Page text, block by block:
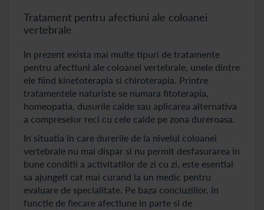
Tratament pentru afectiuni ale coloanei
vertebrale
In prezent exista mai multe tipuri de tratamente
pentru afectiuni ale coloanei vertebrale, unele dintre
ele fiind kinetoterapia si chiroterapia. Printre
tratamentele naturiste se numara fitoterapia,
homeopatia, dusurile calde sau aplicarea alternativa
a compreselor reci cu cele calde pe zona dureroasa.
In situatia in care durerile de la nivelul coloanei
vertebrale nu mai dispar si nu permit desfasurarea in
bune conditii a activitatilor de zi cu zi, este esential
sa ajungeti cat mai curand la un medic pentru
evaluare de specialitate. Pe baza concluziilor, in
functie de fiecare afectiune in parte si de